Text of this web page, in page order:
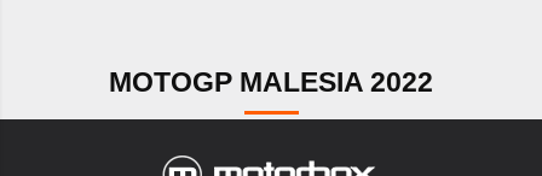
MOTOGP MALESIA 2022